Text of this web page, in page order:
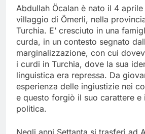
Abdullah Öcalan è nato il 4
villaggio di Ömerli, nella
Turchia. E’ cresciuto in una
curda, in un contesto segnato
marginalizzazione, con cui
i curdi in Turchia, dove la sua
linguistica era repressa. Da
esperienza delle ingiustizie nei
e questo forgiò il suo carattere e
politica.